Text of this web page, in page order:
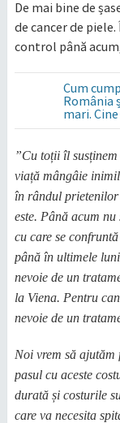
De mai bine de
de cancer de
control până
Cum
România
mari.
la sud de
”Cu toții îl
viață mângâie
în rândul prietenilor
este. Până acum
cu care se
până în ultimele
nevoie de un
la Viena. Pentru
nevoie de un
Noi vrem să
pasul cu aceste
durată și costurile
care va necesita